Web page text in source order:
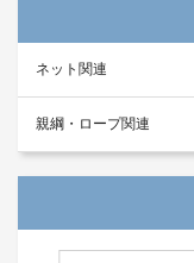
ネット関連
親綱・ロープ関連